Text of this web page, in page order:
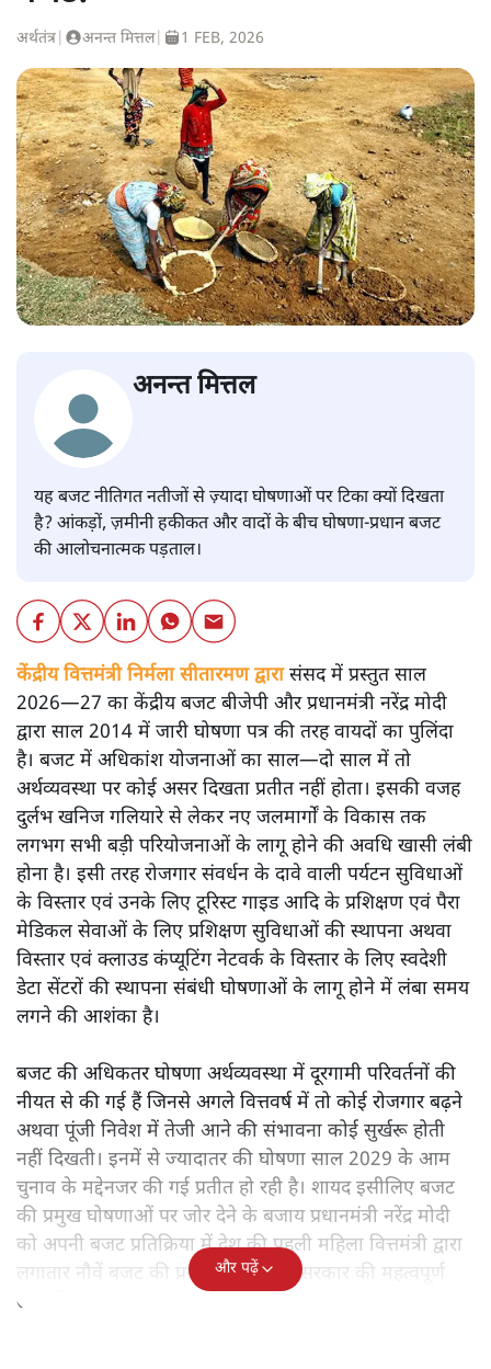
अर्थतंत्र अनन्त मित्तल| 1 FEB, 2026
अनन्त मित्तल
यह बजट नीतिगत नतीजों से ज़्यादा घोषणाओं पर टिका क्यों दिखता
है? आंकड़ों, ज़मीनी हकीकत और वादों के बीच घोषणा-प्रधान बजट
की आलोचनात्मक पड़ताल।
केंद्रीय वित्तमंत्री निर्मला सीतारमण द्वारासंसद में प्रस्तुत साल
2026—27 का केंद्रीय बजट बीजेपी और प्रधानमंत्री नरेंद्र मोदी
द्वारा साल 2014 में जारी घोषणा पत्र की तरह वायदों का पुलिंदा
है। बजट में अधिकांश योजनाओं का साल—दो साल में तो
अर्थव्यवस्था पर कोई असर दिखता प्रतीत नहीं होता। इसकी वजह
दुर्लभ खनिज गलियारे से लेकर नए जलमार्गों के विकास तक
लगभग सभी बड़ी परियोजनाओं के लागू होने की अवधि खासी लंबी
होना है। इसी तरह रोजगार संवर्धन के दावे वाली पर्यटन सुविधाओं
के विस्तार एवं उनके लिए टूरिस्ट गाइड आदि के प्रशिक्षण एवं पैरा
मेडिकल सेवाओं के लिए प्रशिक्षण सुविधाओं की स्थापना अथवा
विस्तार एवं क्लाउड कंप्यूटिंग नेटवर्क के विस्तार के लिए स्वदेशी
डेटा सेंटरों की स्थापना संबंधी घोषणाओं के लागू होने में लंबा समय
लगने की आशंका है।
बजट की अधिकतर घोषणा अर्थव्यवस्था में दूरगामी परिवर्तनों की
नीयत से की गई हैं जिनसे अगले वित्तवर्ष में तो कोई रोजगार बढ़ने
अथवा पूंजी निवेश में तेजी आने की संभावना कोई सुर्खरू होती
नहीं दिखती। इनमें से ज्यादातर की घोषणा साल 2029 के आम
चुनाव के मद्देनजर की गई प्रतीत हो रही है। शायद इसीलिए बजट
की प्रमुख घोषणाओं पर जोर देने के बजाय प्रधानमंत्री नरेंद्र मोदी
को अपनी बजट प्रतिक्रिया में देश की पहली महिला वित्तमंत्री द्वारा
लगातार नौवें बजट की प्रस्तुति को अपनी सरकार की महत्वपूर्ण
उपलब्धि बताने पर मजबूर होना पड़ा।
और पढ़ें